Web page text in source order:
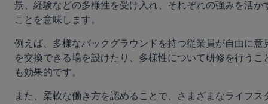
景、経験などの多様性を受け入れ、それぞれの強みを活か
ことを意味します。
例えば、多様なバックグラウンドを持つ従業員が自由に意
を交換できる場を設けたり、多様性について研修を行うこ
も効果的です。
また、柔軟な働き方を認めることで、さまざまなライフス